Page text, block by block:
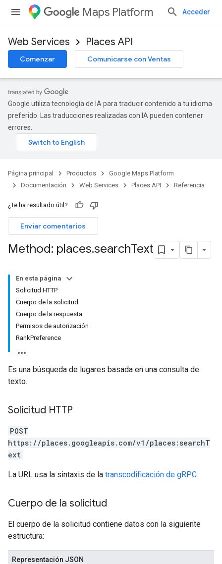
Maps Platform Acceder
Web Services Places API
Comenzar Comunicarse con Ventas
Google utiliza tecnología de IA para traducir contenido a tu idioma
preferido. Las traducciones realizadas con IA pueden contener
errores.
Página principal Productos
Google Maps Platform
Documentación
Web Services Places API Referencia
¿Te ha resultado útil?
Enviar comentarios
Method: places.searchText
En esta página
Solicitud HTTP
Cuerpo de la solicitud
Cuerpo de la respuesta
Permisos de autorización
RankPreference
Es una búsqueda de lugares basada en una consulta de
texto.
Solicitud HTTP
POST
https://places.googleapis.com/v1/places:searchT
ext
La URL usa la sintaxis de la transcodificación de gRPC.
Cuerpo de la solicitud
El cuerpo de la solicitud contiene datos con la siguiente
estructura:
Representación JSON